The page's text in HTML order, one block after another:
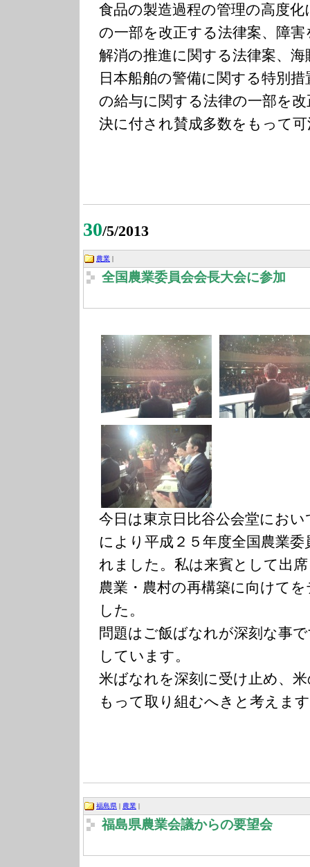
食品の製造過程の管理の高度
の一部を改正する法律案、障
解消の推進に関する法律案、
日本船舶の警備に関する特別
の給与に関する法律の一部を
決に付され賛成多数をもって
30/5/2013
農業
全国農業委員会会長大会に参加
今日は東京日比谷公会堂にお
により平成２５年度全国農業
れました。私は来賓として出
農業・農村の再構築に向けて
した。
問題はご飯ばなれが深刻な事
しています。
米ばなれを深刻に受け止め、
もって取り組むへきと考えま
福島県 | 農業 |
福島県農業会議からの要望会